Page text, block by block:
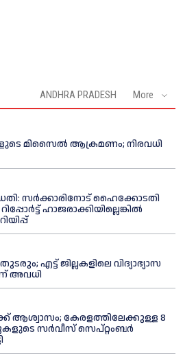
ANDHRA PRADESH More
മിസൈൽ ആക്രമണം; നിരവധി
സർക്കാരിനോട് ഹൈക്കോടതി
ഹാജരാക്കിയില്ലെങ്കിൽ
എട്ട് ജി​ല്ല​ക​ളി​ലെ വി​ദ്യാ​ഭ്യാ​സ
അ​വ​ധി
ആശ്വാസം; കേരളത്തിലേക്കുള്ള 8
സർവീസ് സെപ്റ്റംബർ